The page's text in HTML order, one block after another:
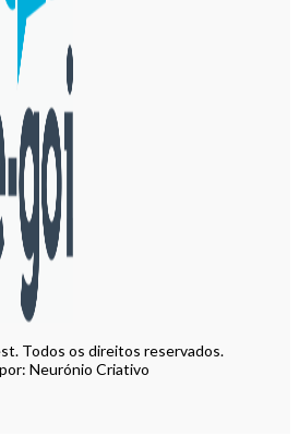
Todos os direitos reservados.
Neurónio Criativo